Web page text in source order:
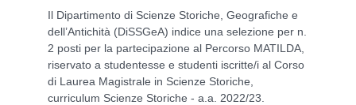
Il Dipartimento di Scienze Storiche, Geografiche e
dell’Antichità (DiSSGeA) indice una selezione per n.
2 posti per la partecipazione al Percorso MATILDA,
riservato a studentesse e studenti iscritte/i al Corso
di Laurea Magistrale in Scienze Storiche,
curriculum Scienze Storiche - a.a. 2022/23.